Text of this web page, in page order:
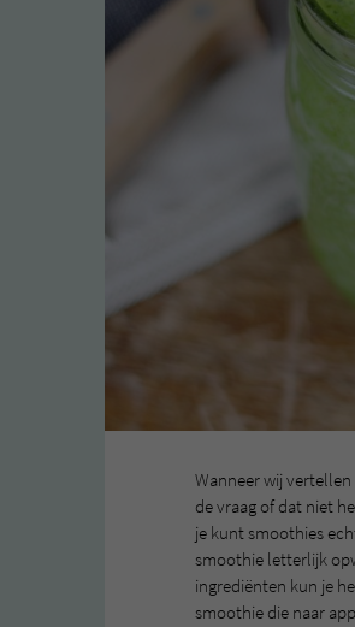
Wanneer wij
de vraag of dat niet
je kunt smoothies
smoothie letterlijk
ingrediënten kun je
smoothie die naar